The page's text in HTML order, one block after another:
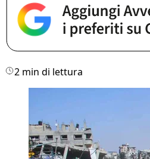
2 min di lettura